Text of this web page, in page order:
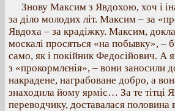
Знову Максим з Явдохою, хоч і
за діло молодих літ. Максим – за
Явдоха – за крадіжку. Максим,
москалі просяться «на побывку», –
само, як і покійник Федосійович. А
з «прокормлєнія», – вони заносили
накрадене, награбоване добро, а
знаходила йому ярміс… За те тітці
переводчику, доставалася половина